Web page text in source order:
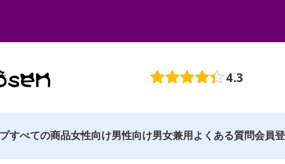
4.3
すべての商品女性向け男性向け男女兼用よくある質問​会員